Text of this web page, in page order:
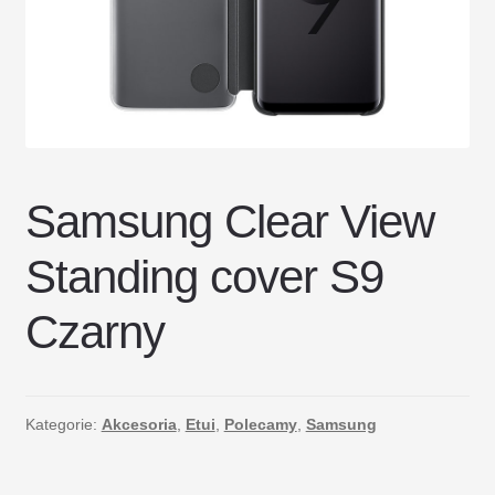
POLITYKA PRYWATNOŚCI
Samsung Clear View
Standing cover S9
Czarny
Kategorie: Akcesoria, Etui Polecamy, Samsung